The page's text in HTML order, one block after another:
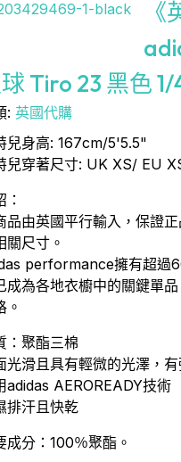
《
Tiro 23 黑色
: 英國代購
兒身高: 167cm/5'5.5"
兒穿著尺寸: UK XS/ EU
：
品由英國平行輸入，保證
關尺寸。
performance擁有超過
成為各地衣櫥中的關鍵單
。
：聚酯三棉
光滑且具有輕微的光澤，有
adidas AEROREADY技術
排汗且快乾
成分：100％聚酯。